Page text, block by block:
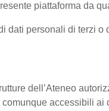
piattaforma da
dati personali di terzi
dell’Ateneo
accessibili